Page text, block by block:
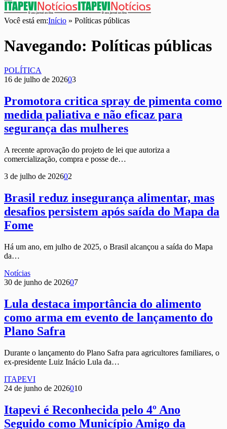
Você está em:Início » Políticas públicas
Navegando: Políticas públicas
POLÍTICA
16 de julho de 202603
Promotora critica spray de pimenta como
medida paliativa e não eficaz para
segurança das mulheres
A recente aprovação do projeto de lei que autoriza a
comercialização, compra e posse de…
3 de julho de 202602
Brasil reduz insegurança alimentar, mas
desafios persistem após saída do Mapa da
Fome
Há um ano, em julho de 2025, o Brasil alcançou a saída do Mapa
da…
Notícias
30 de junho de 202607
Lula destaca importância do alimento
como arma em evento de lançamento do
Plano Safra
Durante o lançamento do Plano Safra para agricultores familiares, o
ex-presidente Luiz Inácio Lula da…
ITAPEVI
24 de junho de 2026010
Itapevi é Reconhecida pelo 4º Ano
Seguido como Município Amigo da